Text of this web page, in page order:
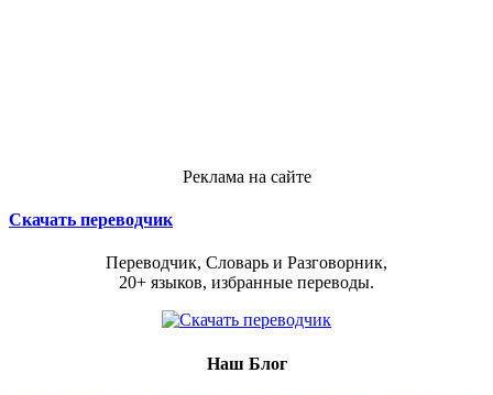
Реклама на сайте
Скачать переводчик
Переводчик, Словарь и Разговорник,
20+ языков, избранные переводы.
Наш Блог